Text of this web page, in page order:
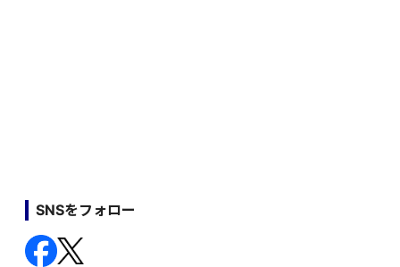
SNSをフォロー